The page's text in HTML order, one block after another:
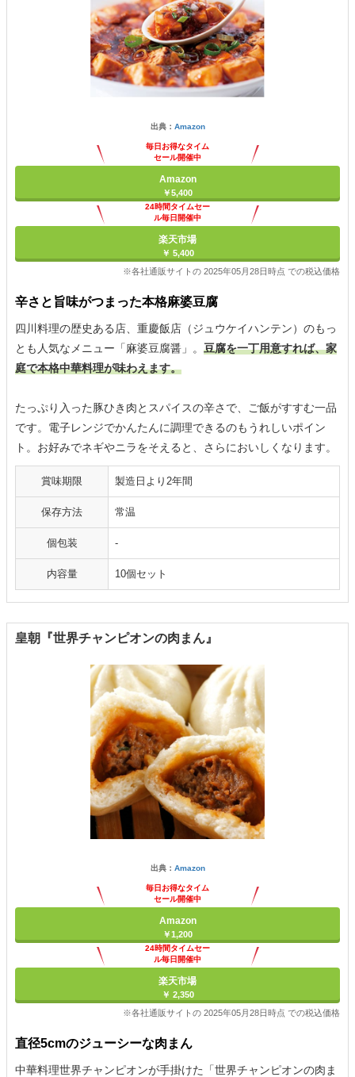
出典： Amazon
毎日お得なタイム
セール開催中
Amazon
￥5,400
24時間タイムセー
ル毎日開催中
楽天市場
￥ 5,400
※各社通販サイトの 2025年05月28日時点 での税込価格
辛さと旨味がつまった本格麻婆豆腐
四川料理の歴史ある店、重慶飯店（ジュウケイハンテン）のもっ
とも人気なメニュー「麻婆豆腐醤」。 豆腐を一丁用意すれば、家
庭で本格中華料理が味わえます。
たっぷり入った豚ひき肉とスパイスの辛さで、ご飯がすすむ一品
です。電子レンジでかんたんに調理できるのもうれしいポイン
ト。お好みでネギやニラをそえると、さらにおいしくなります。
賞味期限 製造日より2年間
保存方法 常温
個包装 -
内容量 10個セット
皇朝『世界チャンピオンの肉まん』
出典： Amazon
毎日お得なタイム
セール開催中
Amazon
￥1,200
24時間タイムセー
ル毎日開催中
楽天市場
￥ 2,350
※各社通販サイトの 2025年05月28日時点 での税込価格
直径5cmのジューシーな肉まん
中華料理世界チャンピオンが手掛けた「世界チャンピオンの肉ま